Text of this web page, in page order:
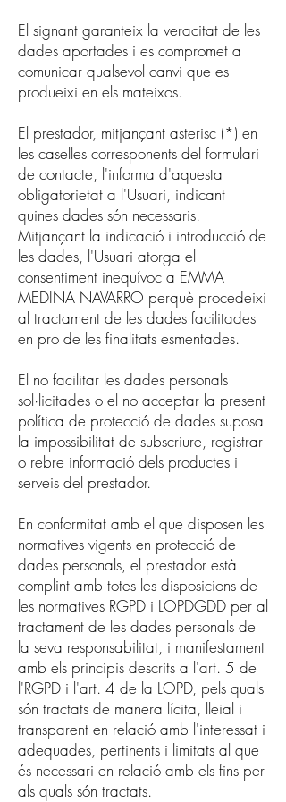
El signant garanteix la veracitat de les
dades aportades i es compromet a
comunicar qualsevol canvi que es
produeixi en els mateixos.
El prestador, mitjançant asterisc (*) en
les caselles corresponents del formulari
de contacte, l'informa d'aquesta
obligatorietat a l'Usuari, indicant
quines dades són necessaris.
Mitjançant la indicació i introducció de
les dades, l'Usuari atorga el
consentiment inequívoc a EMMA
MEDINA NAVARRO perquè procedeixi
al tractament de les dades facilitades
en pro de les finalitats esmentades.
El no facilitar les dades personals
sol·licitades o el no acceptar la present
política de protecció de dades suposa
la impossibilitat de subscriure, registrar
o rebre informació dels productes i
serveis del prestador.
En conformitat amb el que disposen les
normatives vigents en protecció de
dades personals, el prestador està
complint amb totes les disposicions de
les normatives RGPD i LOPDGDD per al
tractament de les dades personals de
la seva responsabilitat, i manifestament
amb els principis descrits a l'art. 5 de
l'RGPD i l'art. 4 de la LOPD, pels quals
són tractats de manera lícita, lleial i
transparent en relació amb l'interessat i
adequades, pertinents i limitats al que
és necessari en relació amb els fins per
als quals són tractats.